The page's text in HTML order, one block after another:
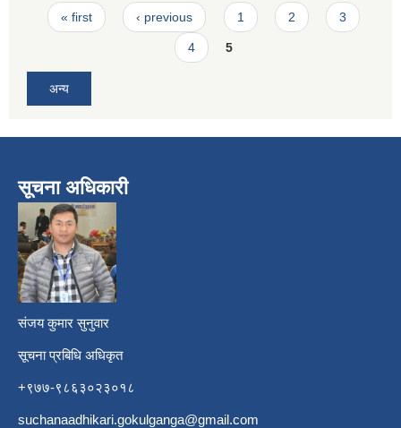
Pages
« first ‹ previous 1 2 3
4 5
अन्य
सूचना अधिकारी
संजय कुमार सुनुवार
सूचना प्रबिधि अधिकृत
+९७७-९८६३०२३०१८
suchanaadhikari.gokulganga@gmail.com